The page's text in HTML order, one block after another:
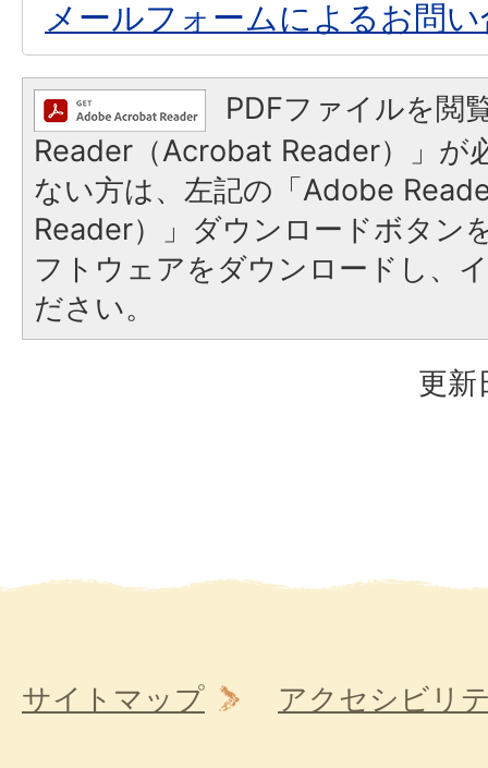
メールフォームによるお問
PDFファイルを閲
Reader（Acrobat Reader）」が
ない方は、左記の「Adobe
Reader）」ダウンロードボタン
フトウェアをダウンロードし、
ださい。
更新
サイトマップ アクセシビリ